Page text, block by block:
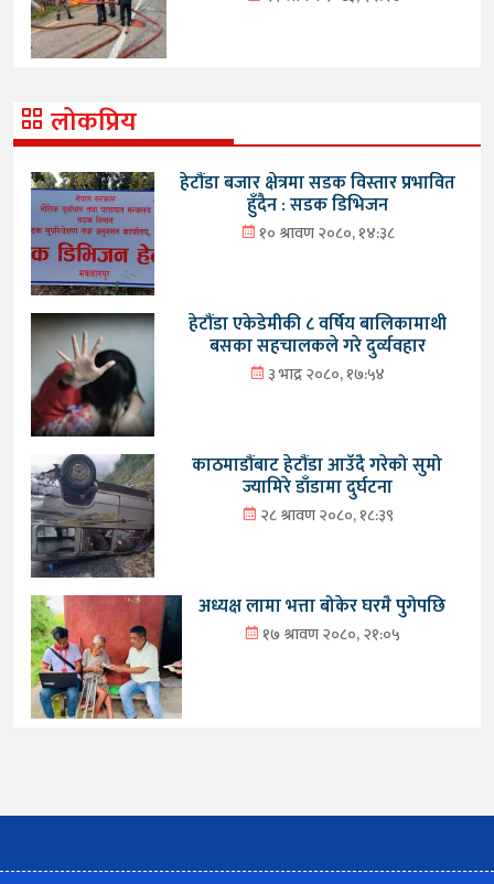
लोकप्रिय
हेटौंडा बजार क्षेत्रमा सडक विस्तार प्रभावित
हुँदैन : सडक डिभिजन
१० श्रावण २०८०, १४:३८
हेटौंडा एकेडेमीकी ८ वर्षिय बालिकामाथी
बसका सहचालकले गरे दुर्व्यवहार
३ भाद्र २०८०, १७:५४
काठमाडौंबाट हेटौंडा आउँदै गरेको सुमो
ज्यामिरे डाँडामा दुर्घटना
२८ श्रावण २०८०, १८:३९
अध्यक्ष लामा भत्ता बोकेर घरमै पुगेपछि
१७ श्रावण २०८०, २१:०५